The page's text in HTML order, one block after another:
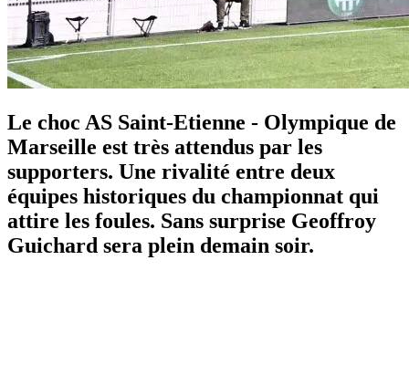
Le choc AS Saint-Etienne - Olympique de
Marseille est très attendus par les
supporters. Une rivalité entre deux
équipes historiques du championnat qui
attire les foules. Sans surprise Geoffroy
Guichard sera plein demain soir.